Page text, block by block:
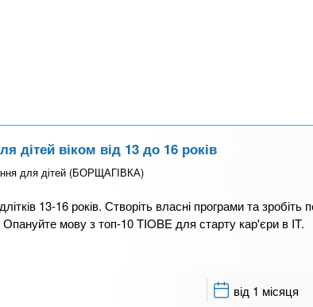
дітей віком від 13 до 16 років
для дітей (БОРЩАГІВКА)
13-16 років. Створіть власні програми та зробіть
Опануйте мову з топ-10 TIOBE для старту кар'єри в IT.
від 1 місяця